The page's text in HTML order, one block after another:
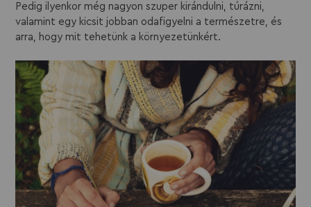
Pedig ilyenkor még nagyon szuper kirándulni, túrázni,
valamint egy kicsit jobban odafigyelni a természetre, és
arra, hogy mit tehetünk a környezetünkért.